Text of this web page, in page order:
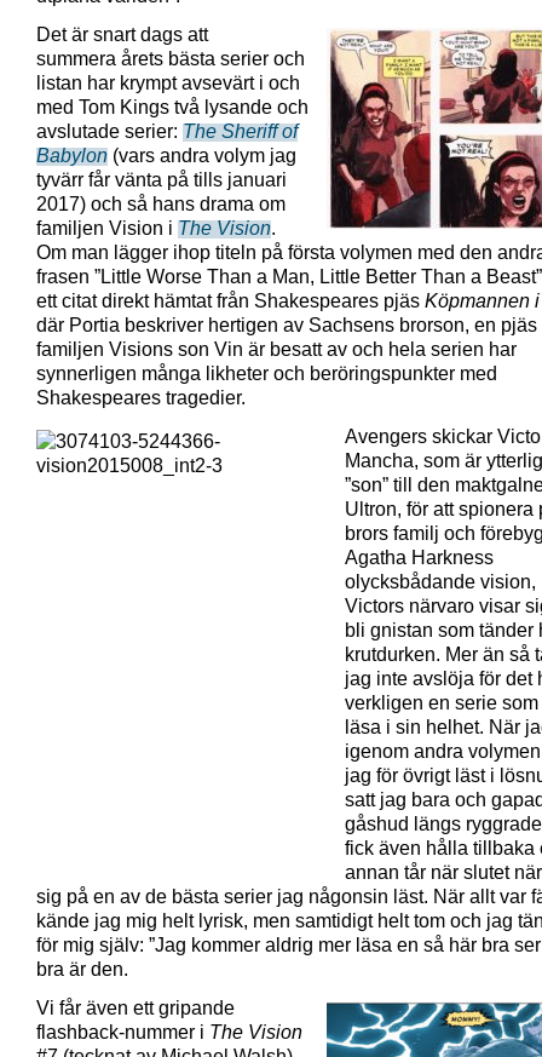
Det är snart dags att
summera årets bästa serier och
listan har krympt avsevärt i och
med Tom Kings två lysande och
avslutade serier: The Sheriff of
Babylon (vars andra volym jag
tyvärr får vänta på tills januari
2017) och så hans drama om
familjen Vision i The Vision.
Om man lägger ihop titeln på första volymen med den
frasen ”Little Worse Than a Man, Little Better Than a
ett citat direkt hämtat från Shakespeares pjäs Köpmannen
där Portia beskriver hertigen av Sachsens brorson, en pjäs
familjen Visions son Vin är besatt av och hela serien har
synnerligen många likheter och beröringspunkter med
Shakespeares tragedier.
Avengers skickar
Mancha, som är
”son” till den
Ultron, för att spionera
brors familj och
Agatha Harkness
olycksbådande vision,
Victors närvaro visar
bli gnistan som tänder
krutdurken. Mer än så
jag inte avslöja för det
verkligen en serie
läsa i sin helhet. När
igenom andra
jag för övrigt läst i
satt jag bara och
gåshud längs
fick även hålla tillbaka
annan tår när slutet
sig på en av de bästa serier jag någonsin läst. När allt var
kände jag mig helt lyrisk, men samtidigt helt tom och jag
för mig själv: ”Jag kommer aldrig mer läsa en så här bra
bra är den.
Vi får även ett gripande
flashback-nummer i The Vision